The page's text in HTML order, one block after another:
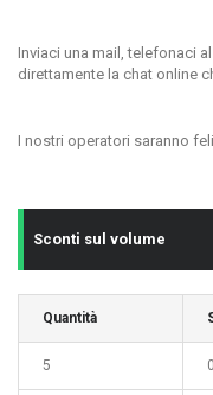
Inviaci una mail, telefonaci
direttamente la chat online
I nostri operatori saranno
Sconti sul volume
Quantità
5